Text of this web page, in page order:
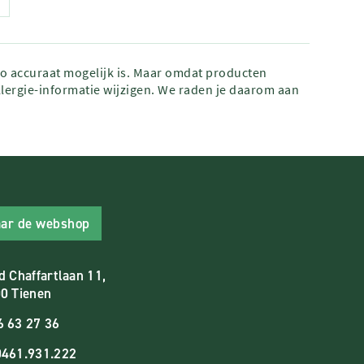
accuraat mogelijk is. Maar omdat producten
informatie wijzigen. We raden je daarom aan
de webshop
Chaffartlaan 11,
Tienen
63 27 36